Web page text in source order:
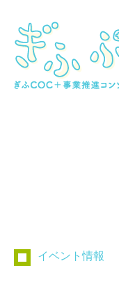
イベント情報